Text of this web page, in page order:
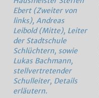
Ebert (Zweiter von
links), Andreas
Leibold (Mitte), Leiter
der Stadtschule
Schlüchtern, sowie
Lukas Bachmann,
stellvertretender
Schulleiter, Details
erläutern.